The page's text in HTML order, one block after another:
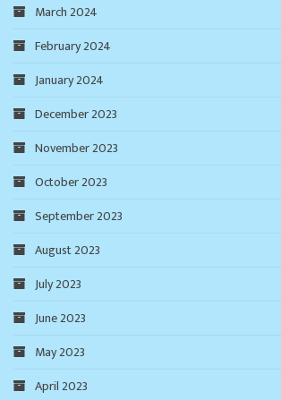
March 2024
February 2024
January 2024
December 2023
November 2023
October 2023
September 2023
August 2023
July 2023
June 2023
May 2023
April 2023